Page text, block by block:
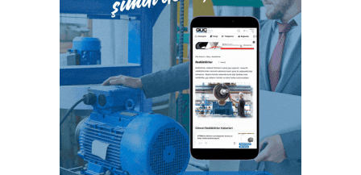
Ürünleri ve Teknolojileri Fuarı Eurasian Composites Show
2021, Teknik Köpük Endüstrisi ve Teknolojileri Fuarı Foam
Eurasia, Yapıştırıcılar ve Yapıştırma Teknolojileri Fuarı
Adhesive &Bonding Eurasia, 6. Uluslararası Endüstriyel
Kaplama Teknolojileri Fuarı PaintExpo Eurasia, 5.
Uluslararası Yüzey İşlem, Galvaniz Kimyasalları ve
Teknolojileri Fuarı Surtech Eurasia fuarlarında sektör
profesyonellerini bir araya getirecek. Birçok yeni
teknolojinin, ürün ve ilklerin tanıtılacağı fuarlara ev sahipliği